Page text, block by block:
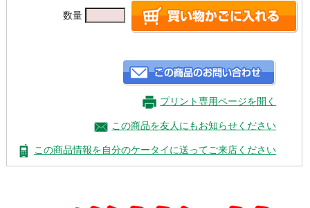
数量
プリント専用ページを開く
この商品を友人にもお知らせください
この商品情報を自分のケータイに送ってご来店ください